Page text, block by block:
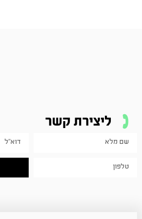
ליצירת קשר